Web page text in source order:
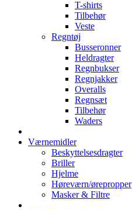
T-shirts
Tilbehør
Veste
Regntøj
Busseronner
Heldragter
Regnbukser
Regnjakker
Overalls
Regnsæt
Tilbehør
Waders
Værnemidler
Beskyttelsesdragter
Briller
Hjelme
Høreværn/ørepropper
Masker & Filtre